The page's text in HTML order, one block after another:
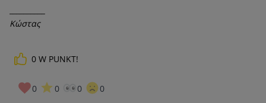
Κώστας
0 W PUNKT!
0 0 0 0